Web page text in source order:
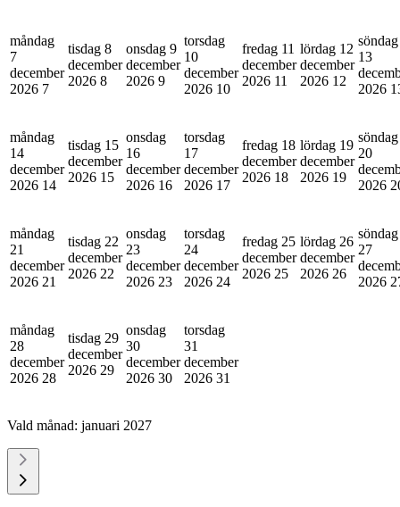
måndag
7
december
2026 7
tisdag 8
december
2026 8
onsdag 9
december
2026 9
torsdag
10
december
2026 10
fredag 11
december
2026 11
lördag 12
december
2026 12
söndag
13
2026
måndag
14
december
2026 14
tisdag 15
december
2026 15
onsdag
16
december
2026 16
torsdag
17
december
2026 17
fredag 18
december
2026 18
lördag 19
december
2026 19
söndag
20
2026
måndag
21
december
2026 21
tisdag 22
december
2026 22
onsdag
23
december
2026 23
torsdag
24
december
2026 24
fredag 25
december
2026 25
lördag 26
december
2026 26
söndag
27
2026
måndag
28
december
2026 28
tisdag 29
december
2026 29
onsdag
30
december
2026 30
torsdag
31
december
2026 31
Vald månad: januari 2027